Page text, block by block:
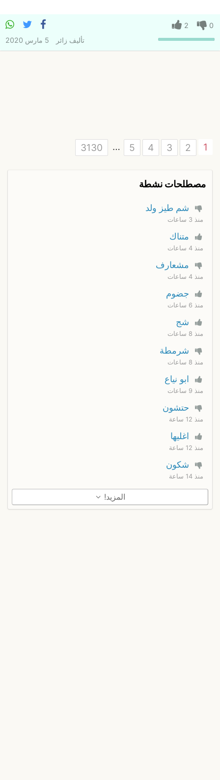
0
2
تأليف زائر 5 مارس 2020
1
2
3
4
5
…
3130
مصطلحات نشطة
شم طيز ولد
منذ 3 ساعات
متناك
منذ 4 ساعات
مشعارف
منذ 4 ساعات
جضوم
منذ 6 ساعات
شج
منذ 8 ساعات
شرمطة
منذ 8 ساعات
ابو نياع
منذ 9 ساعات
حتشون
منذ 12 ساعة
اغليها
منذ 12 ساعة
شكون
منذ 14 ساعة
المزيد!